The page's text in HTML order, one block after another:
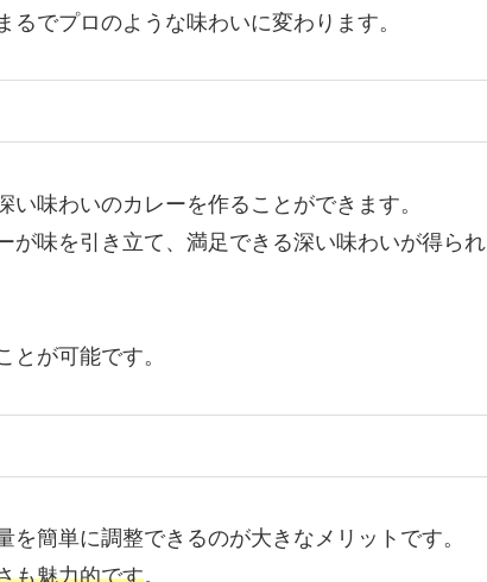
でプロのような味わいに変わります。
味わいのカレーを作ることができます。
が味を引き立て、満足できる深い味わいが得られ
が可能です。
簡単に調整できるのが大きなメリットです。
も魅力的です。